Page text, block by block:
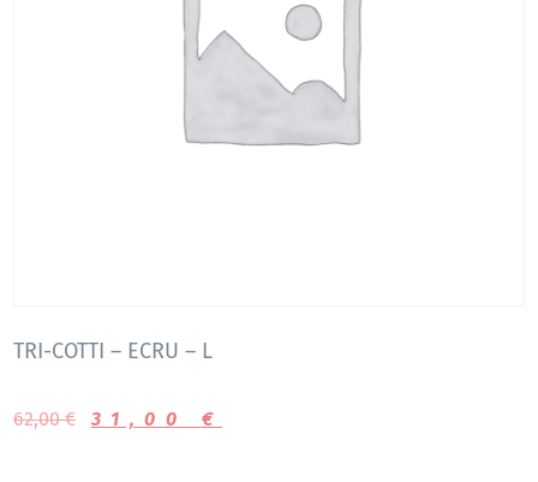
TRI-COTTI – ECRU – L
62,00€ 31,00 €